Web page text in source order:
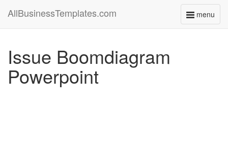
menu
Toggle
AllBusinessTemplates.com
Issue Boomdiagram
Powerpoint